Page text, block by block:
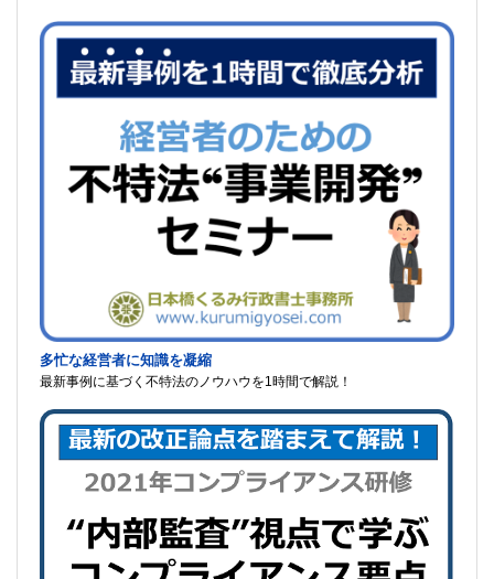
多忙な経営者に知識を凝縮
最新事例に基づく不特法のノウハウを1時間で解説！